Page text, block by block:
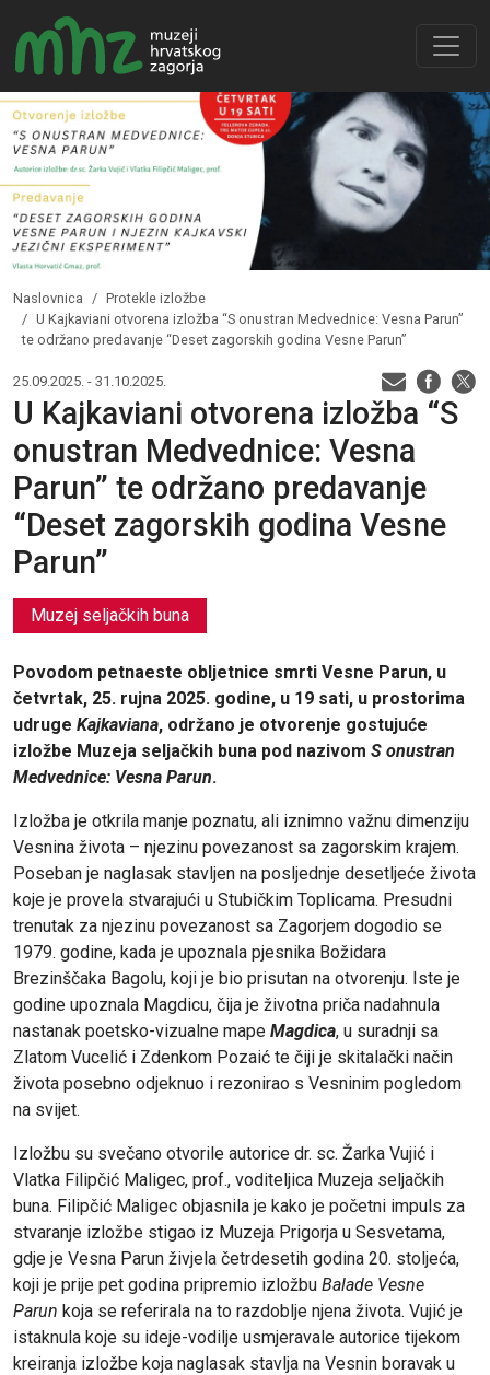
Naslovnica
Protekle izložbe
U Kajkaviani otvorena izložba “S onustran Medvednice: Vesna Parun”
te održano predavanje “Deset zagorskih godina Vesne Parun”
25.09.2025. - 31.10.2025.
U Kajkaviani otvorena izložba “S
onustran Medvednice: Vesna
Parun” te održano predavanje
“Deset zagorskih godina Vesne
Parun”
Muzej seljačkih buna
Povodom petnaeste obljetnice smrti Vesne Parun, u
četvrtak, 25. rujna 2025. godine, u 19 sati, u prostorima
udruge Kajkaviana, održano je otvorenje gostujuće
izložbe Muzeja seljačkih buna pod nazivom S onustran
Medvednice: Vesna Parun.
Izložba je otkrila manje poznatu, ali iznimno važnu dimenziju
Vesnina života – njezinu povezanost sa zagorskim krajem.
Poseban je naglasak stavljen na posljednje desetljeće života
koje je provela stvarajući u Stubičkim Toplicama. Presudni
trenutak za njezinu povezanost sa Zagorjem dogodio se
1979. godine, kada je upoznala pjesnika Božidara
Brezinščaka Bagolu, koji je bio prisutan na otvorenju. Iste je
godine upoznala Magdicu, čija je životna priča nadahnula
nastanak poetsko-vizualne mape Magdica, u suradnji sa
Zlatom Vucelić i Zdenkom Pozaić te čiji je skitalački način
života posebno odjeknuo i rezonirao s Vesninim pogledom
na svijet.
Izložbu su svečano otvorile autorice dr. sc. Žarka Vujić i
Vlatka Filipčić Maligec, prof., voditeljica Muzeja seljačkih
buna. Filipčić Maligec objasnila je kako je početni impuls za
stvaranje izložbe stigao iz Muzeja Prigorja u Sesvetama,
gdje je Vesna Parun živjela četrdesetih godina 20. stoljeća,
koji je prije pet godina pripremio izložbu Balade Vesne
Parun koja se referirala na to razdoblje njena života. Vujić je
istaknula koje su ideje-vodilje usmjeravale autorice tijekom
kreiranja izložbe koja naglasak stavlja na Vesnin boravak u